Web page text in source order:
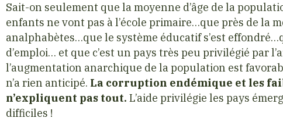
Sait-on seulement que la moyenne d’âge de la
enfants ne vont pas à l’école primaire…que près de la
analphabètes…que le système éducatif s’est
d’emploi… et que c’est un pays très peu privilégié par
l’augmentation anarchique de la population est
n’a rien anticipé. La corruption endémique et les
n’expliquent pas tout. L’aide privilégie les pays
difficiles !